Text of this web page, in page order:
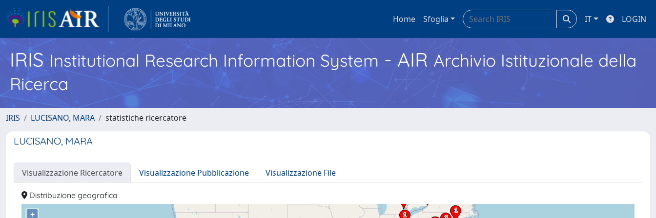
Home Sfoglia IT LOGIN
IRISInstitutional Research Information System - AIR Archivio Istituzionale della
Ricerca
IRIS LUCISANO, MARA statistiche ricercatore
LUCISANO, MARA
Visualizzazione Ricercatore Visualizzazione Pubblicazione Visualizzazione File
Distribuzione geografica
+